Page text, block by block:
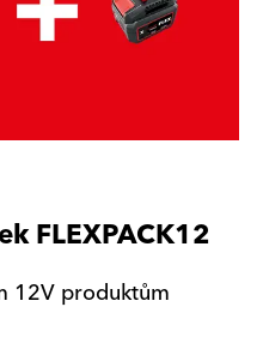
FLEXPACK12
12V produktům